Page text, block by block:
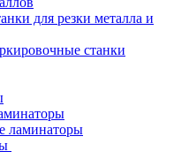
для резки металла и
станки
ламинаторы